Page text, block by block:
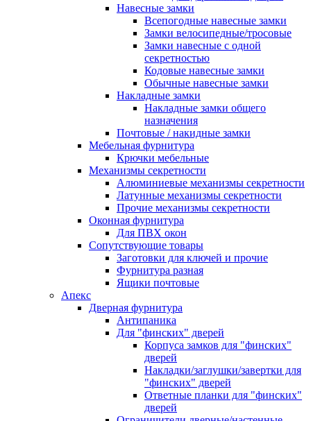
Навесные замки
Всепогодные навесные замки
Замки велосипедные/тросовые
Замки навесные с одной
секретностью
Кодовые навесные замки
Обычные навесные замки
Накладные замки
Накладные замки общего
назначения
Почтовые / накидные замки
Мебельная фурнитура
Крючки мебельные
Механизмы секретности
Алюминиевые механизмы секретности
Латунные механизмы секретности
Прочие механизмы секретности
Оконная фурнитура
Для ПВХ окон
Сопутствующие товары
Заготовки для ключей и прочие
Фурнитура разная
Ящики почтовые
Апекс
Дверная фурнитура
Антипаника
Для "финских" дверей
Корпуса замков для "финских"
дверей
Накладки/заглушки/завертки для
"финских" дверей
Ответные планки для "финских"
дверей